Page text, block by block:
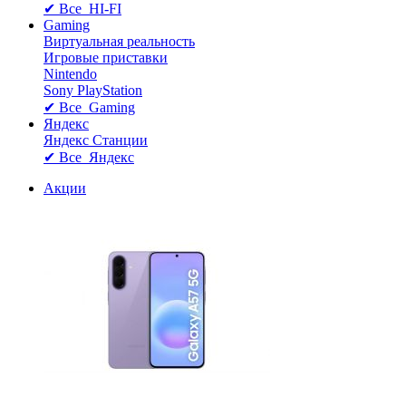
✔ Все HI-FI
Gaming
Виртуальная реальность
Игровые приставки
Nintendo
Sony PlayStation
✔ Все Gaming
Яндекс
Яндекс Станции
✔ Все Яндекс
Акции